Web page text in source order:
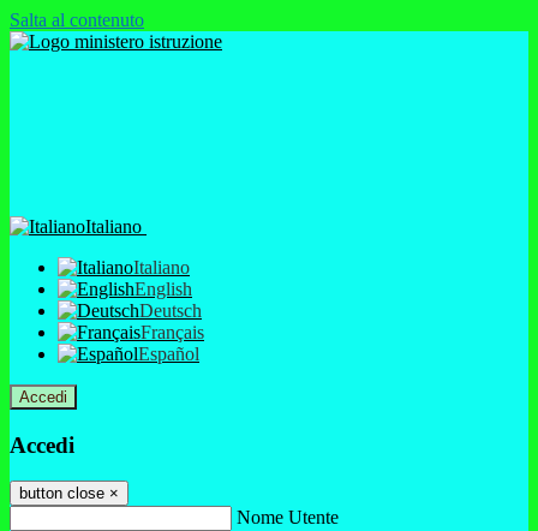
Salta al contenuto
Italiano
Italiano
English
Deutsch
Français
Español
Accedi
Accedi
button close ×
Nome Utente